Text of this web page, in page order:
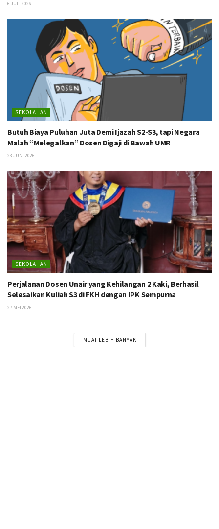
6 JULI 2026
SEKOLAHAN
Butuh Biaya Puluhan Juta Demi Ijazah S2-S3, tapi Negara
Malah “Melegalkan” Dosen Digaji di Bawah UMR
23 JUNI 2026
SEKOLAHAN
Perjalanan Dosen Unair yang Kehilangan 2 Kaki, Berhasil
Selesaikan Kuliah S3 di FKH dengan IPK Sempurna
27 MEI 2026
MUAT LEBIH BANYAK